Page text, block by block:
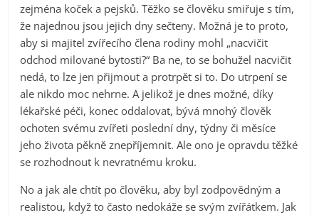
zejména koček a pejsků. Těžko se člověku smiřuje s tím,
že najednou jsou jejich dny sečteny. Možná je to proto,
aby si majitel zvířecího člena rodiny mohl „nacvičit
odchod milované bytosti?“ Ba ne, to se bohužel nacvičit
nedá, to lze jen přijmout a protrpět si to. Do utrpení se
ale nikdo moc nehrne. A jelikož je dnes možné, díky
lékařské péči, konec oddalovat, bývá mnohý člověk
ochoten svému zvířeti poslední dny, týdny či měsíce
jeho života pěkně znepříjemnit. Ale ono je opravdu těžké
se rozhodnout k nevratnému kroku.
No a jak ale chtít po člověku, aby byl zodpovědným a
realistou, když to často nedokáže se svým zvířátkem. Jak